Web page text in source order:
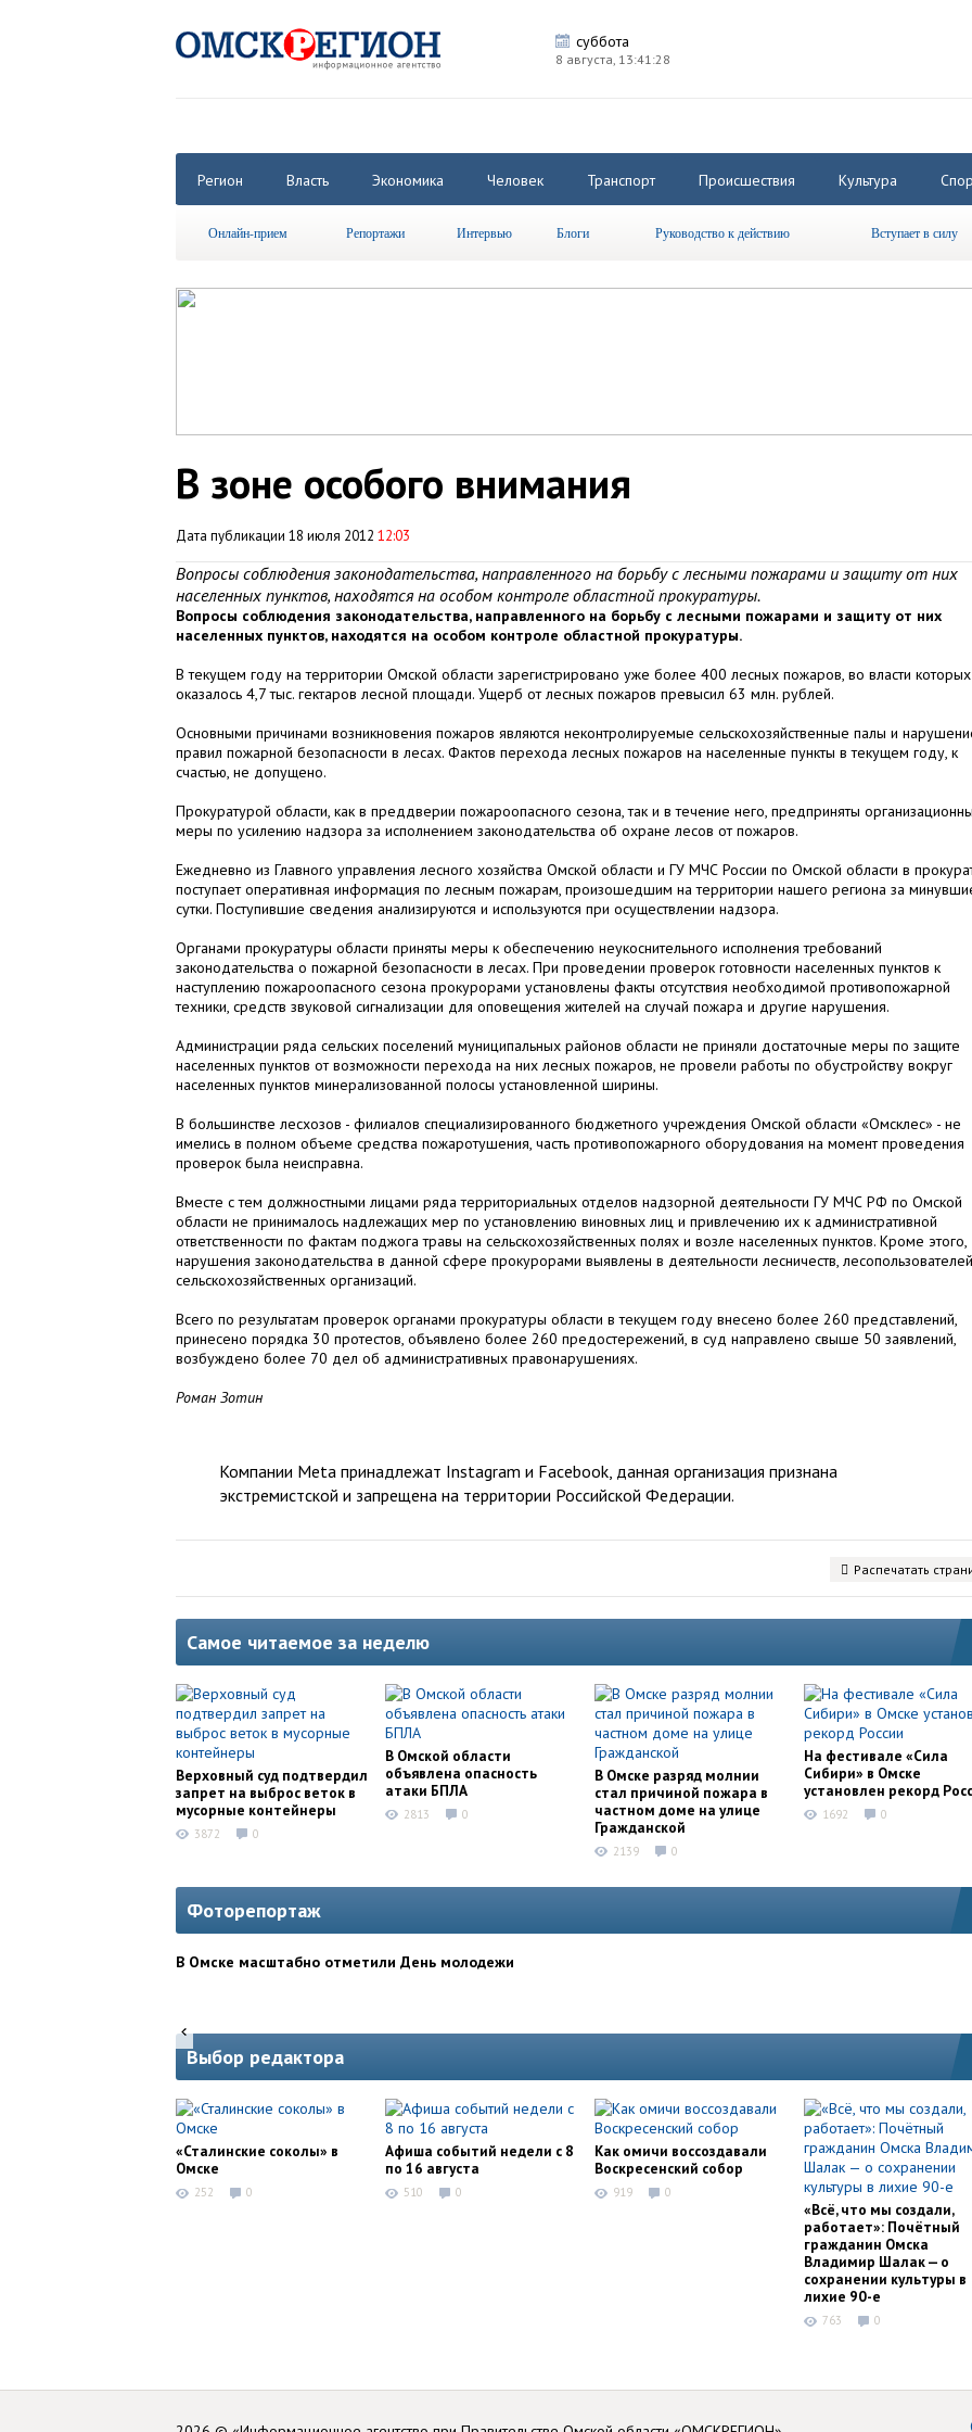
суббота
8 августа, 13:41:29
Регион Власть Экономика Человек Транспорт Происшествия Культура
Онлайн-прием Репортажи Интервью Блоги Руководство к действию Вступает в силу
В зоне особого внимания
Дата публикации 18 июля 2012 12:03
Вопросы соблюдения законодательства, направленного на борьбу с лесными пожарами и защиту от них
населенных пунктов, находятся на особом контроле областной прокуратуры.
Вопросы соблюдения законодательства, направленного на борьбу с лесными пожарами и защиту от них
населенных пунктов, находятся на особом контроле областной прокуратуры.
В текущем году на территории Омской области зарегистрировано уже более 400 лесных пожаров, во власти которых
оказалось 4,7 тыс. гектаров лесной площади. Ущерб от лесных пожаров превысил 63 млн. рублей.
Основными причинами возникновения пожаров являются неконтролируемые сельскохозяйственные палы и
правил пожарной безопасности в лесах. Фактов перехода лесных пожаров на населенные пункты в текущем году, к
счастью, не допущено.
Прокуратурой области, как в преддверии пожароопасного сезона, так и в течение него, предприняты
меры по усилению надзора за исполнением законодательства об охране лесов от пожаров.
Ежедневно из Главного управления лесного хозяйства Омской области и ГУ МЧС России по Омской области в
поступает оперативная информация по лесным пожарам, произошедшим на территории нашего региона за
сутки. Поступившие сведения анализируются и используются при осуществлении надзора.
Органами прокуратуры области приняты меры к обеспечению неукоснительного исполнения требований
законодательства о пожарной безопасности в лесах. При проведении проверок готовности населенных пунктов к
наступлению пожароопасного сезона прокурорами установлены факты отсутствия необходимой противопожарной
техники, средств звуковой сигнализации для оповещения жителей на случай пожара и другие нарушения.
Администрации ряда сельских поселений муниципальных районов области не приняли достаточные меры по защите
населенных пунктов от возможности перехода на них лесных пожаров, не провели работы по обустройству вокруг
населенных пунктов минерализованной полосы установленной ширины.
В большинстве лесхозов - филиалов специализированного бюджетного учреждения Омской области «Омсклес» - не
имелись в полном объеме средства пожаротушения, часть противопожарного оборудования на момент проведения
проверок была неисправна.
Вместе с тем должностными лицами ряда территориальных отделов надзорной деятельности ГУ МЧС РФ по Омской
области не принималось надлежащих мер по установлению виновных лиц и привлечению их к административной
ответственности по фактам поджога травы на сельскохозяйственных полях и возле населенных пунктов. Кроме этого,
нарушения законодательства в данной сфере прокурорами выявлены в деятельности лесничеств,
сельскохозяйственных организаций.
Всего по результатам проверок органами прокуратуры области в текущем году внесено более 260 представлений,
принесено порядка 30 протестов, объявлено более 260 предостережений, в суд направлено свыше 50 заявлений,
возбуждено более 70 дел об административных правонарушениях.
Роман Зотин
Компании Meta принадлежат Instagram и Facebook, данная организация признана
экстремистской и запрещена на территории Российской Федерации.
Распечатать
Самое читаемое за неделю
Верховный суд подтвердил
запрет на выброс веток в
мусорные контейнеры
3872 0
В Омской области
объявлена опасность
атаки БПЛА
2813 0
В Омске разряд молнии
стал причиной пожара в
частном доме на улице
Гражданской
2139 0
На фестивале «Сила
Сибири» в Омске
установлен рекорд
1692 0
Фоторепортаж
В Омске масштабно отметили День молодежи
Выбор редактора
«Сталинские соколы» в
Омске
252 0
Афиша событий недели с 8
по 16 августа
510 0
Как омичи воссоздавали
Воскресенский собор
919 0
«Всё, что мы создали,
работает»: Почётный
гражданин Омска
Владимир Шалак — о
сохранении культуры в
лихие 90-е
763 0